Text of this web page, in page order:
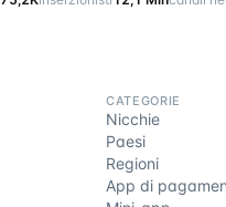
CATEGORIE
Nicchie
Paesi
Regioni
App di